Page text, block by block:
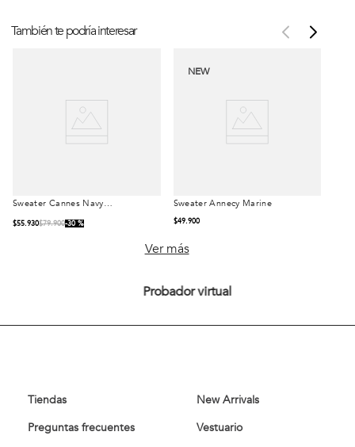
También te podría interesar
Sweater Cannes Navy
$55.930$79.900 30 %
NEW
Sweater Annecy Marine
$49.900
Ver más
Probador virtual
Tiendas
Preguntas frecuentes
New Arrivals
Vestuario